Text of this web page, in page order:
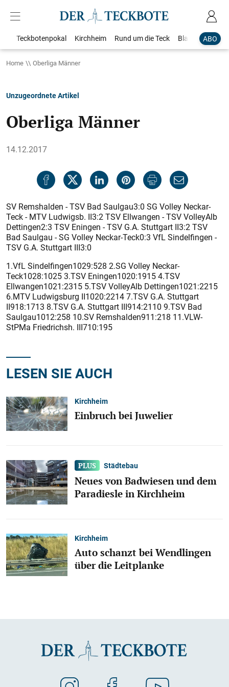
ABO
Teckbotenpokal Kirchheim Rund um die Teck Blaulicht
Home Oberliga Männer
Unzugeordnete Artikel
Oberliga Männer
14.12.2017
SV Remshalden - TSV Bad Saulgau3:0 SG Volley Neckar-
Teck - MTV Ludwigsb. II3:2 TSV Ellwangen - TSV VolleyAlb
Dettingen2:3 TSV Eningen - TSV G.A. Stuttgart II3:2 TSV
Bad Saulgau - SG Volley Neckar-Teck0:3 VfL Sindelfingen -
TSV G.A. Stuttgart III3:0
1.VfL Sindelfingen1029:528 2.SG Volley Neckar-
Teck1028:1025 3.TSV Eningen1020:1915 4.TSV
Ellwangen1021:2315 5.TSV VolleyAlb Dettingen1021:2215
6.MTV Ludwigsburg II1020:2214 7.TSV G.A. Stuttgart
II918:1713 8.TSV G.A. Stuttgart III914:2110 9.TSV Bad
Saulgau1012:258 10.SV Remshalden911:218 11.VLW-
StPMa Friedrichsh. III710:195
LESEN SIE AUCH
Kirchheim
Einbruch bei Juwelier
Städtebau
Neues von Badwiesen und dem
Paradiesle in Kirchheim
Kirchheim
Auto schanzt bei Wendlingen
über die Leitplanke